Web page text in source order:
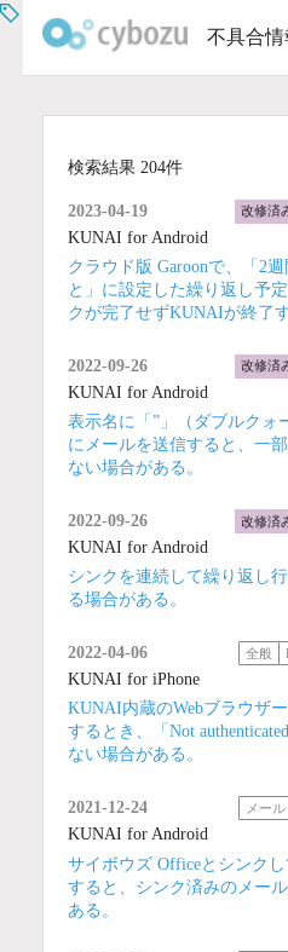
不具合情
検索結果 204件
2023-04-19 改修済
KUNAI for Android
クラウド版 Garoonで、「2
と」に設定した繰り返し予
クが完了せずKUNAIが終了
2022-09-26 改修済
KUNAI for Android
表示名に「”」（ダブルクォ
にメールを送信すると、一
ない場合がある。
2022-09-26 改修済
KUNAI for Android
シンクを連続して繰り返し
る場合がある。
2022-04-06 全般
KUNAI for iPhone
KUNAI内蔵のWebブラウザ
するとき、「Not
ない場合がある。
2021-12-24 メール
KUNAI for Android
サイボウズ Officeとシンク
すると、シンク済みのメー
ある。